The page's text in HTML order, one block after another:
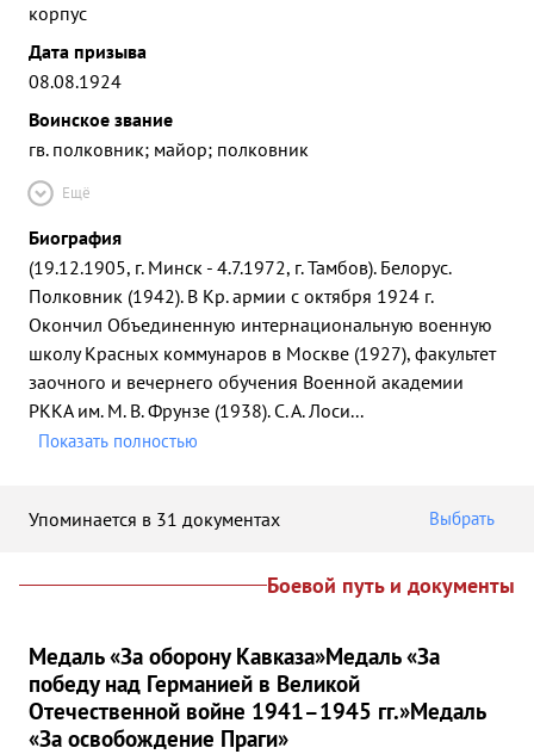
корпус
Дата призыва
08.08.1924
Воинское звание
гв. полковник; майор; полковник
Ещё
Биография
(19.12.1905, г. Минск - 4.7.1972, г. Тамбов). Белорус.
Полковник (1942). В Кр. армии с октября 1924 г.
Окончил Объединенную интернациональную военную
школу Красных коммунаров в Москве (1927), факультет
заочного и вечернего обучения Военной академии
РККА им. М. В. Фрунзе (1938). С. А. Лоси...
Показать полностью
Упоминается в 31 документах Выбрать
Боевой путь и документы
Медаль «За оборону Кавказа»Медаль «За
победу над Германией в Великой
Отечественной войне 1941–1945 гг.»Медаль
«За освобождение Праги»